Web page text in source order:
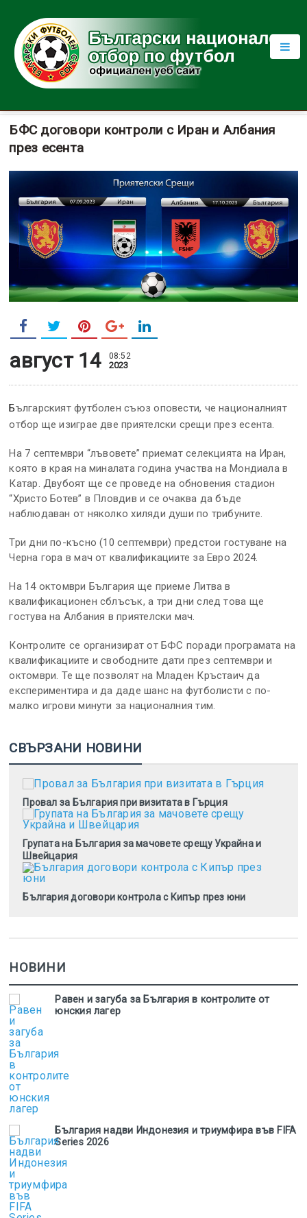
БФС договори контроли с Иран и Албания
през есента
август 14 08:52
2023
Българският футболен съюз оповести, че националният
отбор ще изиграе две приятелски срещи през есента.
На 7 септември “лъвовете” приемат селекцията на Иран,
която в края на миналата година участва на Мондиала в
Катар. Двубоят ще се проведе на обновения стадион
“Христо Ботев” в Пловдив и се очаква да бъде
наблюдаван от няколко хиляди души по трибуните.
Три дни по-късно (10 септември) предстои гостуване на
Черна гора в мач от квалификациите за Евро 2024.
На 14 октомври България ще приеме Литва в
квалификационен сблъсък, а три дни след това ще
гостува на Албания в приятелски мач.
Контролите се организират от БФС поради програмата на
квалификациите и свободните дати през септември и
октомври. Те ще позволят на Младен Кръстаич да
експериментира и да даде шанс на футболисти с по-
малко игрови минути за националния тим.
СВЪРЗАНИ НОВИНИ
Провал за България при визитата в Гърция
Групата на България за мачовете срещу Украйна и
Швейцария
България договори контрола с Кипър през юни
НОВИНИ
Равен и загуба за България в контролите от
юнския лагер
България надви Индонезия и триумфира във FIFA
Series 2026